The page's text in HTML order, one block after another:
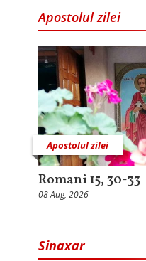
Apostolul zilei
Apostolul zilei
Romani 15, 30-33
08 Aug, 2026
Sinaxar